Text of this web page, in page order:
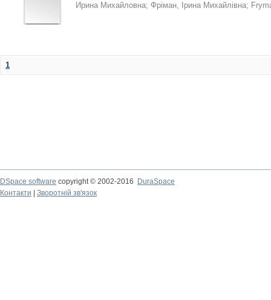
Ирина Михайловна; Фріман, Ірина Михайлівна;
1
DSpace software copyright © 2002-2016
DuraSpace
Контакти
Зворотній зв'язок